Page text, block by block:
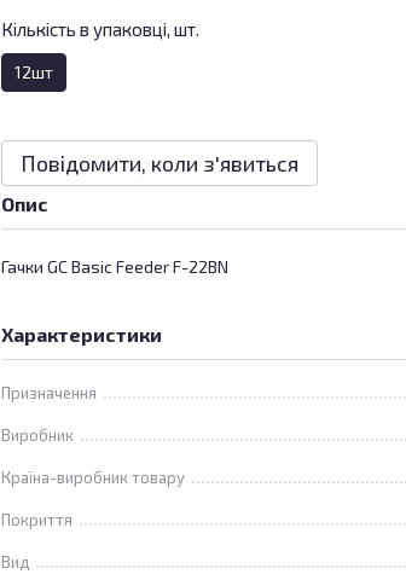
Кількість в упаковці, шт.
12шт
Повідомити, коли з'явиться
Опис
Гачки GC Basic Feeder F-22BN
Характеристики
Призначення
Виробник
Країна-виробник товару
Покриття
Вид